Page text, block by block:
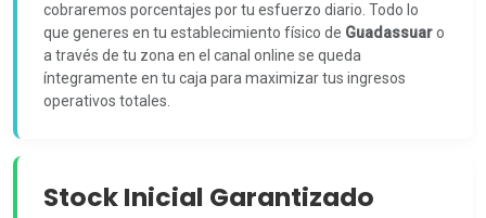
cobraremos porcentajes por tu esfuerzo diario. Todo lo
que generes en tu establecimiento físico de Guadassuaro
a través de tu zona en el canal online se queda
íntegramente en tu caja para maximizar tus ingresos
operativos totales.
Stock Inicial Garantizado